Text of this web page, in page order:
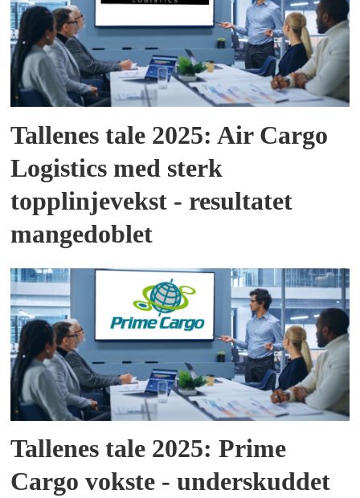
Tallenes tale 2025: Air Cargo
Logistics med sterk
topplinjevekst - resultatet
mangedoblet
Tallenes tale 2025: Prime
Cargo vokste - underskuddet